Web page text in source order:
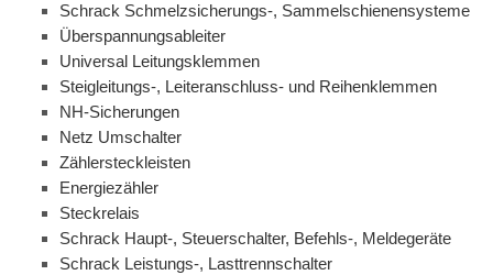
Schrack Schmelzsicherungs-, Sammelschienensysteme
Überspannungsableiter
Universal Leitungsklemmen
Steigleitungs-, Leiteranschluss- und Reihenklemmen
NH-Sicherungen
Netz Umschalter
Zählersteckleisten
Energiezähler
Steckrelais
Schrack Haupt-, Steuerschalter, Befehls-, Meldegeräte
Schrack Leistungs-, Lasttrennschalter